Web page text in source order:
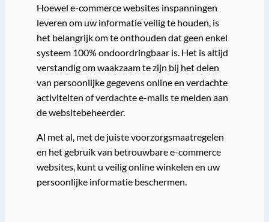
Hoewel e-commerce websites inspanningen
leveren om uw informatie veilig te houden, is
het belangrijk om te onthouden dat geen enkel
systeem 100% ondoordringbaar is. Het is altijd
verstandig om waakzaam te zijn bij het delen
van persoonlijke gegevens online en verdachte
activiteiten of verdachte e-mails te melden aan
de websitebeheerder.
Al met al, met de juiste voorzorgsmaatregelen
en het gebruik van betrouwbare e-commerce
websites, kunt u veilig online winkelen en uw
persoonlijke informatie beschermen.